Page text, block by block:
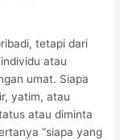
tetapi dari
atau
umat. Siapa
yatim, atau
atau diminta
“siapa yang